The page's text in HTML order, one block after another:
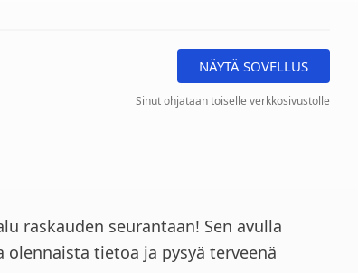
NÄYTÄ SOVELLUS
Sinut ohjataan toiselle verkkosivustolle
raskauden seurantaan! Sen avulla
tietoa ja pysyä terveenä